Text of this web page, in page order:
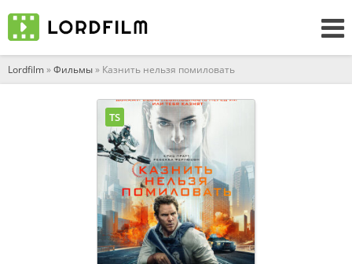
Lordfilm»Фильмы» Казнить нельзя помиловать
TS